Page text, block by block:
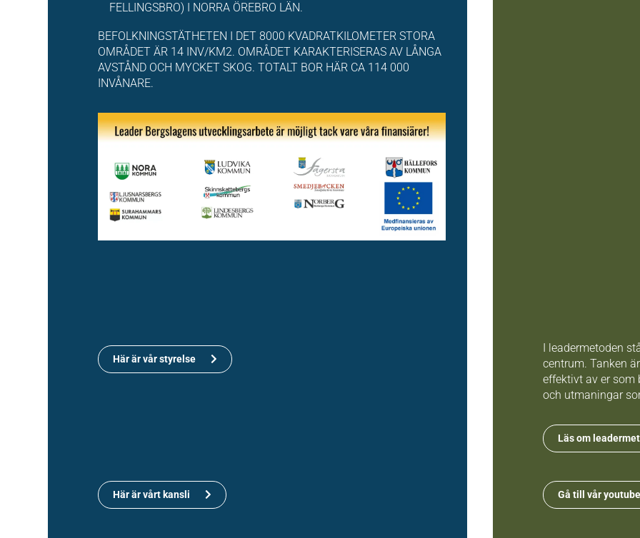
FELLINGSBRO) I NORRA ÖREBRO LÄN.
BEFOLKNINGSTÄTHETEN I DET 8000 KVADRATKILOMETER STORA
OMRÅDET ÄR 14 INV/KM2. OMRÅDET KARAKTERISERAS AV LÅNGA
AVSTÅND OCH MYCKET SKOG. TOTALT BOR HÄR CA 114 000
INVÅNARE.
Här är vår styrelse
Här är vårt kansli
I leadermetoden
centrum. Tanken
effektivt av er som
och utmaningar
Läs om
Gå till vår